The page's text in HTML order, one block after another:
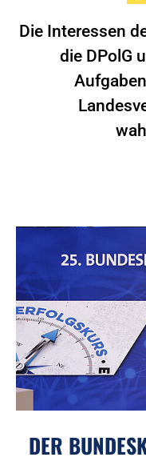
Die Interessen
die DPolG
DER